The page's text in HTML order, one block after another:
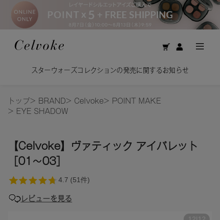
スターウォーズコレクションの発売に関するお知らせ
トップ> BRAND> Celvoke> POINT MAKE
> EYE SHADOW
【Celvoke】ヴァティック アイパレット
［01～03］
レビューを見る